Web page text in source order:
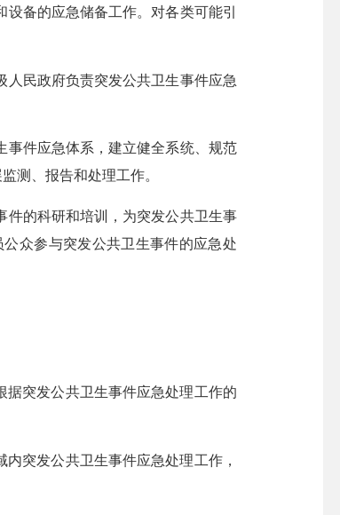
备的应急储备工作。对各类可能引
民政府负责突发公共卫生事件应急
件应急体系，建立健全系统、规范
测、报告和处理工作。
的科研和培训，为突发公共卫生事
众参与突发公共卫生事件的应急处
突发公共卫生事件应急处理工作的
突发公共卫生事件应急处理工作，